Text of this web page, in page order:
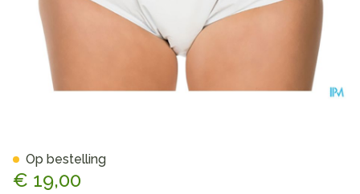
€ 19,00
Op bestelling